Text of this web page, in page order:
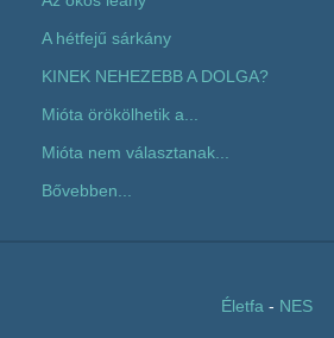
A hétfejű sárkány
KINEK NEHEZEBB A DOLGA?
Mióta örökölhetik a...
Mióta nem választanak...
Bővebben...
Életfa - NES